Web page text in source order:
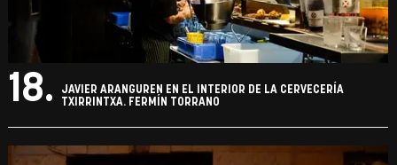
18.
JAVIER ARANGUREN EN EL INTERIOR DE LA CERVECERÍA
TXIRRINTXA. FERMÍN TORRANO